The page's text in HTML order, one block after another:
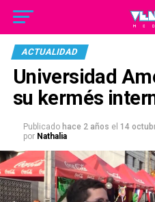
ACTUALIDAD
Universidad
su kermés
Publicado hace 2 años el 14
por Nathalia